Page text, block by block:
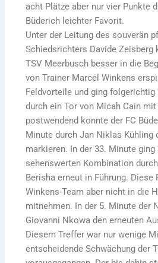
acht Plätze aber nur vier Punkte
Büderich leichter Favorit.
Unter der Leitung des souverän
Schiedsrichters Davide Zeisberg
TSV Meerbusch besser in die
von Trainer Marcel Winkens
Feldvorteile und ging folgerichtig
durch ein Tor von Micah Cain
postwendend konnte der FC
Minute durch Jan Niklas Kühling
markieren. In der 33. Minute ging
sehenswerten Kombination
Berisha erneut in Führung. Diese
Winkens-Team aber nicht in die
mitnehmen. In der 5. Minute der
Giovanni Nkowa den erneuten
Diesem Treffer war nur wenige
entscheidende Schwächung der